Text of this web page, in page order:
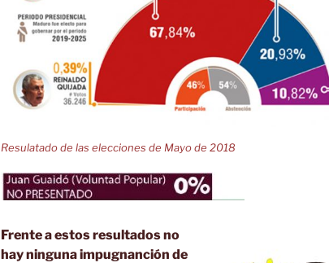
Resulatado de las elecciones de Mayo de 2018
Frente a estos resultados no
hay ninguna impugnanción de